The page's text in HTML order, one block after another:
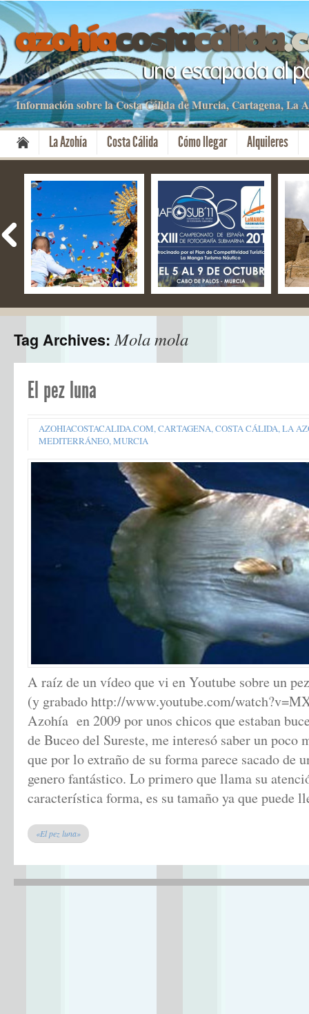
Información sobre la Costa Cálida de Murcia, Cartagena, La
La Azohía Costa Cálida Cómo llegar Alquileres
Fiestas del Milagro –
Mazarrón
08 Nov 2019
No Comment
By apartamentos
NAFOSUB – La Manga
del Mar Menor y Cabo
de Palos
13 Oct 2019
No Comment
By apartamentos
28
No
By
Tag Archives:Mola mola
El pez luna
AZOHIACOSTACALIDA.COM,CARTAGENA,COSTA CÁLIDA,LA
MEDITERRÁNEO,MURCIA
A raíz de un vídeo que vi en Youtube sobre un
(y grabado http://www.youtube.com/
Azohía en 2009 por unos chicos que estaban
de Buceo del Sureste, me interesó saber un poco
que por lo extraño de su forma parece sacado de
genero fantástico. Lo primero que llama su
característica forma, es su tamaño ya que puede
«El pez luna»